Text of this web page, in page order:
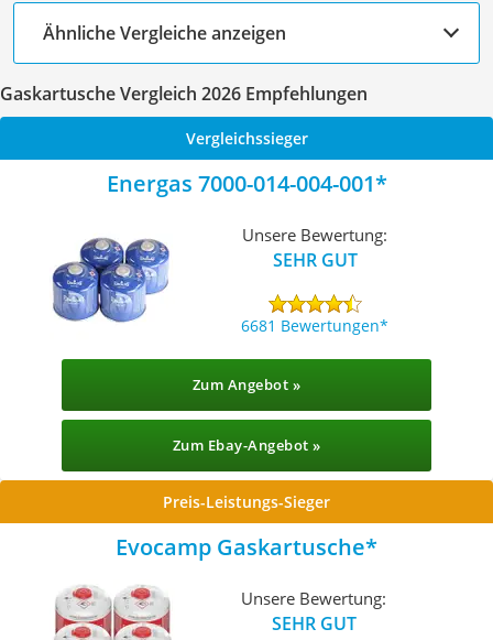
Ähnliche Vergleiche anzeigen
Gaskartusche Vergleich 2026 Empfehlungen
Vergleichssieger
Energas 7000-014-004-001
Unsere Bewertung:
SEHR GUT
6681 Bewertungen
Zum Angebot »
Zum Ebay-Angebot »
Preis-Leistungs-Sieger
Evocamp Gaskartusche
Unsere Bewertung:
SEHR GUT